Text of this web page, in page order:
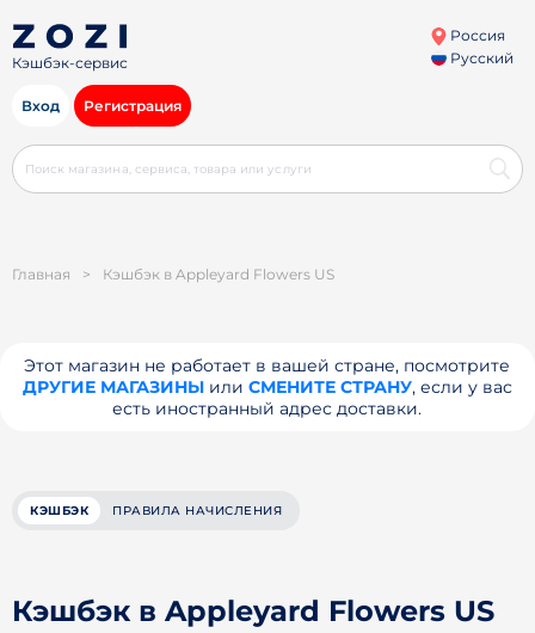
Кэшбэк-сервис
Россия
Русский
Вход Регистрация
Главная > Кэшбэк в Appleyard Flowers US
Этот магазин не работает в вашей стране, посмотрите
ДРУГИЕ МАГАЗИНЫили СМЕНИТЕ СТРАНУ, если у вас
есть иностранный адрес доставки.
КЭШБЭК ПРАВИЛА НАЧИСЛЕНИЯ
Кэшбэк в Appleyard Flowers US